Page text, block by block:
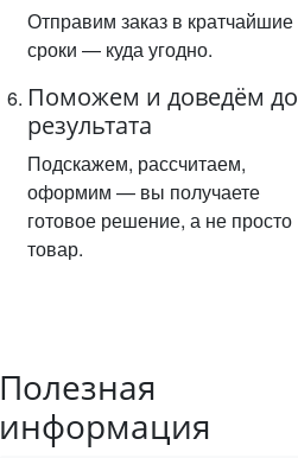
Отправим заказ в кратчайшие
сроки — куда угодно.
Поможем и доведём до
результата
Подскажем, рассчитаем,
оформим — вы получаете
готовое решение, а не просто
товар.
Полезная
информация